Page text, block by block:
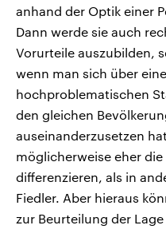
anhand der Optik einer
Dann werde sie auch
Vorurteile auszubilden,
wenn man sich über
hochproblematischen
den gleichen
auseinanderzusetzen
möglicherweise eher
differenzieren, als in
Fiedler. Aber hieraus
zur Beurteilung der